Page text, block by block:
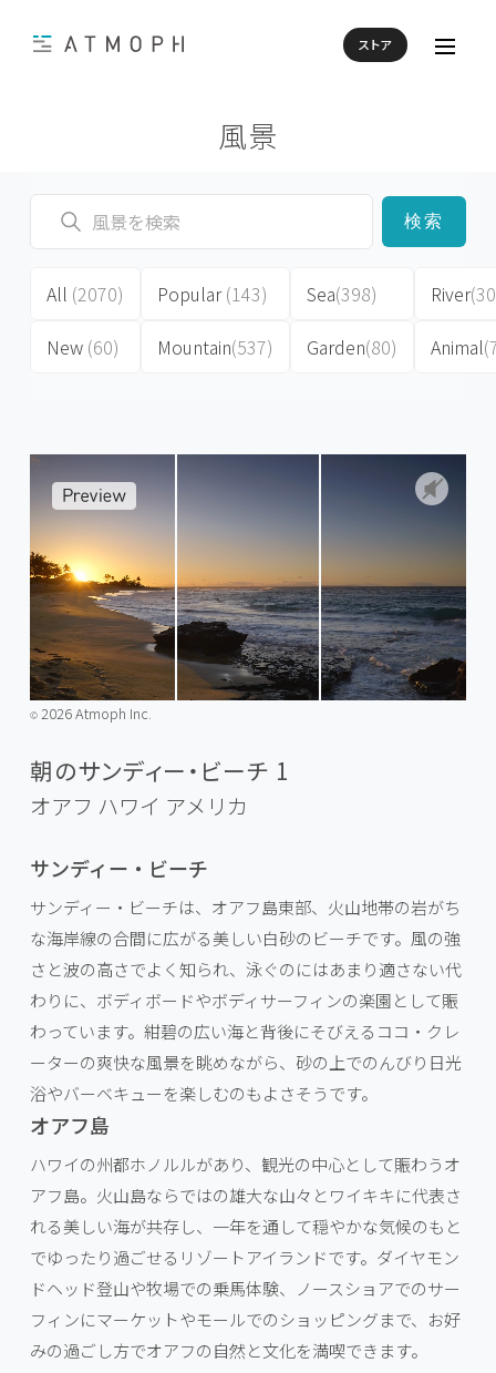
ストア
風景
検索
All (2070)
New (60)
Popular(143)
Mountain(537)
Sea(398)
Garden(80)
River
Animal
©️2026 Atmoph Inc.
朝のサンディー・ビーチ 1
オアフ ハワイ アメリカ
サンディー・ビーチ
サンディー・ビーチは、オアフ島東部、火山地帯の岩がち
な海岸線の合間に広がる美しい白砂のビーチです。風の強
さと波の高さでよく知られ、泳ぐのにはあまり適さない代
わりに、ボディボードやボディサーフィンの楽園として賑
わっています。紺碧の広い海と背後にそびえるココ・クレ
ーターの爽快な風景を眺めながら、砂の上でのんびり日光
浴やバーベキューを楽しむのもよさそうです。
オアフ島
ハワイの州都ホノルルがあり、観光の中心として賑わうオ
アフ島。火山島ならではの雄大な山々とワイキキに代表さ
れる美しい海が共存し、一年を通して穏やかな気候のもと
でゆったり過ごせるリゾートアイランドです。ダイヤモン
ドヘッド登山や牧場での乗馬体験、ノースショアでのサー
フィンにマーケットやモールでのショッピングまで、お好
みの過ごし方でオアフの自然と文化を満喫できます。